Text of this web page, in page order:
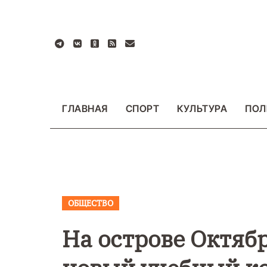
содержанию
ГЛАВНАЯ СПОРТ КУЛЬТУРА
ОБЩЕСТВО
На острове
ОБЩЕСТВО